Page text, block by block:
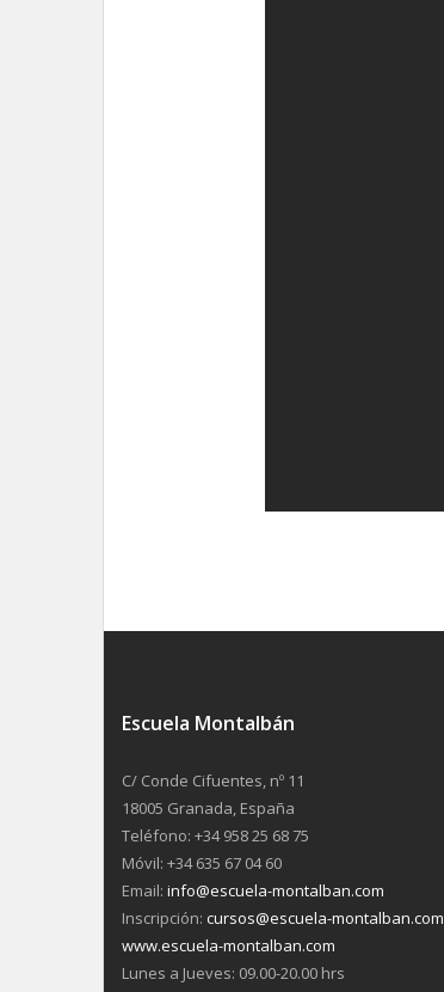
Escuela Montalbán
C/ Conde Cifuentes, nº 11
18005 Granada, España
Teléfono: +34 958 25 68 75
Móvil: +34 635 67 04 60
Email: info@escuela-montalban.com
Inscripción: cursos@escuela-montalban.com
www.escuela-montalban.com
Lunes a Jueves: 09.00-20.00 hrs